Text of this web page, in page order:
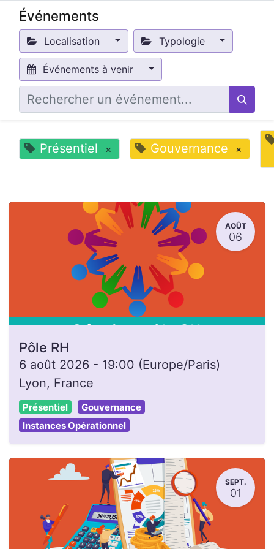
Événements
Localisation Typologie
Événements à venir
Présentiel × Gouvernance ×
AOÛT
06
Pôle RH
6 août 2026 - 19:00 (Europe/Paris)
Lyon, France
Présentiel
Gouvernance
Instances Opérationnel
SEPT.
01